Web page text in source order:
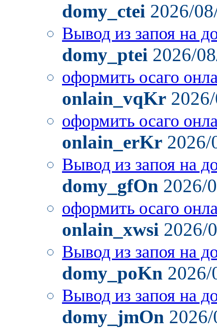
domy_ctei 2026/
Вывод из запоя на
domy_ptei 2026/
оформить осаго
onlain_vqKr
оформить осаго
onlain_erKr
Вывод из запоя на
domy_gfOn 2026/
оформить осаго
onlain_xwsi 2026/
Вывод из запоя на
domy_poKn
Вывод из запоя на
domy_jmOn